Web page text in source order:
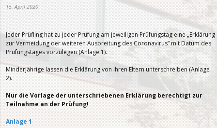
15. April 2020
Jeder Prüfling hat zu jeder Prüfung am jeweiligen Prüfungstag eine „Erklärung
zur Vermeidung der weiteren Ausbreitung des Coronavirus“ mit Datum des
Prüfungstages vorzulegen (Anlage 1).
Minderjährige lassen die Erklärung von ihren Eltern unterschreiben (Anlage
2).
Nur die Vorlage der unterschriebenen Erklärung berechtigt zur
Teilnahme an der Prüfung!
Anlage 1